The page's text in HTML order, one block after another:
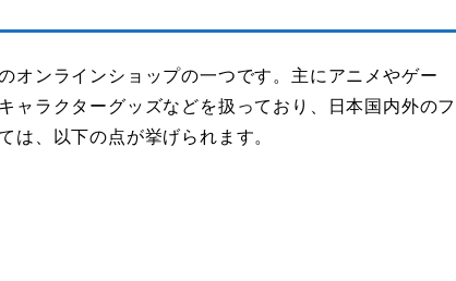
オンラインショップの一つです。主にアニメやゲー
ャラクターグッズなどを扱っており、日本国内外のフ
は、以下の点が挙げられます。